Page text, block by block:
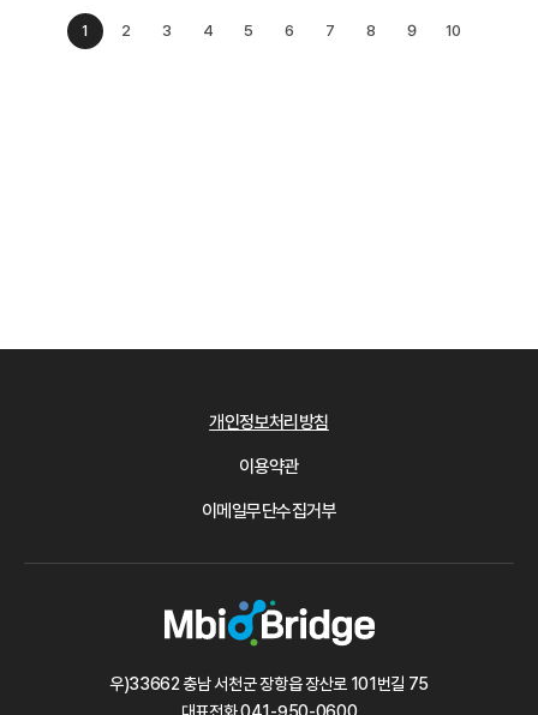
1 2 3 4 5 6 7 8 9 10
개인정보처리방침
이용약관
이메일무단수집거부
우)33662 충남 서천군 장항읍 장산로 101번길 75
대표전화041-950-0600